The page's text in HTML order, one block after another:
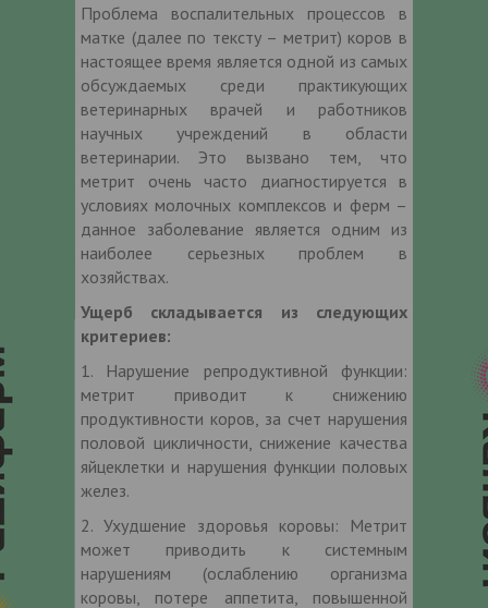
Проблема воспалительных процессов в
матке (далее по тексту – метрит) коров в
настоящее время является одной из самых
обсуждаемых среди практикующих
ветеринарных врачей и работников
научных учреждений в области
ветеринарии. Это вызвано тем, что
метрит очень часто диагностируется в
условиях молочных комплексов и ферм –
данное заболевание является одним из
наиболее серьезных проблем в
хозяйствах.
Ущерб складывается из следующих
критериев:
1. Нарушение репродуктивной функции:
метрит приводит к снижению
продуктивности коров, за счет нарушения
половой цикличности, снижение качества
яйцеклетки и нарушения функции половых
желез.
2. Ухудшение здоровья коровы: Метрит
может приводить к системным
нарушениям (ослаблению организма
коровы, потере аппетита, повышенной